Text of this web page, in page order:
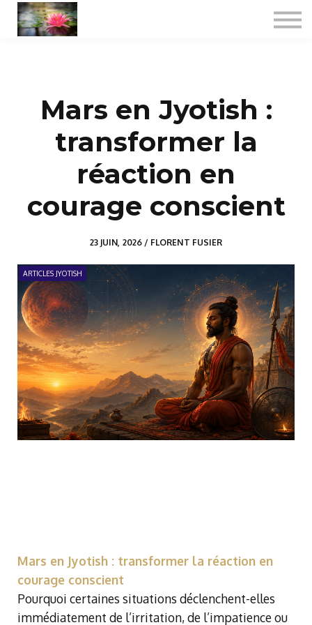
Formations certifiantes
Se connecter
Mars en Jyotish :
transformer la
réaction en
courage conscient
23 JUIN, 2026 / FLORENT FUSIER
ARTICLES JYOTISH
Mars en Jyotish : transformer la réaction en
courage conscient
Pourquoi certaines situations déclenchent-elles
immédiatement de l’irritation, de l’impatience ou